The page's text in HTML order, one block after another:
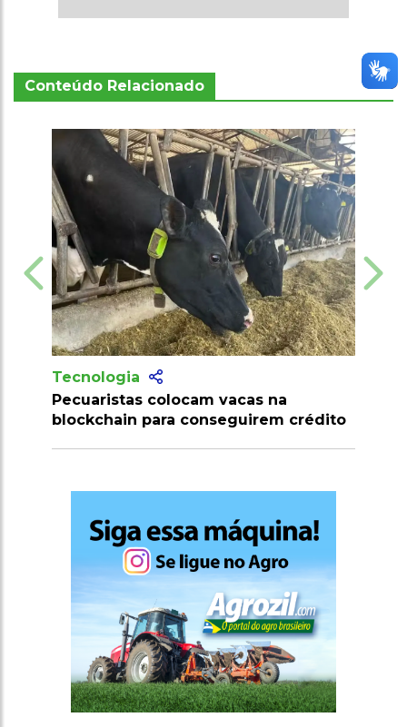
Conteúdo Relacionado
vacas na
conseguirem crédito
Produtores recebem
milhões de doses de